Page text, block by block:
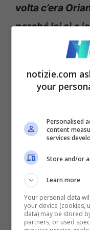
volta c’era
perché lei sì e
vippona.
ingiustizie, le
preferenze.
indossare
scollature,
mezze nude.
facciamo noi.”
Gf Vip sta
costringendola
notizie.com
your
Personalised
content
services
Store and/or
Learn more
Your personal data
your device (cookies,
data) may be stored
partners, or used